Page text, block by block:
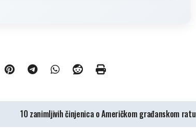
10 zanimljivih činjenica o Američkom građanskom ratu